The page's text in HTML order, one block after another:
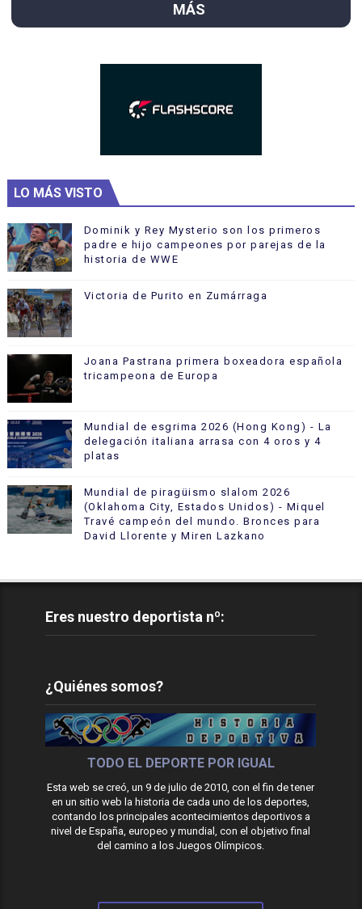
MÁS
LO MÁS VISTO
Dominik y Rey Mysterio son los primeros
padre e hijo campeones por parejas de la
historia de WWE
Victoria de Purito en Zumárraga
Joana Pastrana primera boxeadora española
tricampeona de Europa
Mundial de esgrima 2026 (Hong Kong) - La
delegación italiana arrasa con 4 oros y 4
platas
Mundial de piragüismo slalom 2026
(Oklahoma City, Estados Unidos) - Miquel
Travé campeón del mundo. Bronces para
David Llorente y Miren Lazkano
Eres nuestro deportista nº:
¿Quiénes somos?
TODO EL DEPORTE POR IGUAL
Esta web se creó, un 9 de julio de 2010, con el fin de tener
en un sitio web la historia de cada uno de los deportes,
contando los principales acontecimientos deportivos a
nivel de España, europeo y mundial, con el objetivo final
del camino a los Juegos Olímpicos.